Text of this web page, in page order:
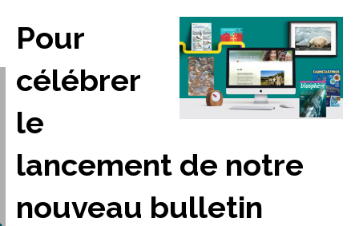
Pour
célébrer
le
lancement de notre
nouveau bulletin